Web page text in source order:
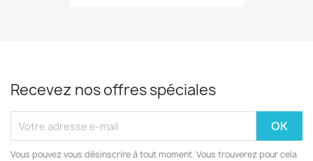
Recevez nos offres spéciales
Vous pouvez vous désinscrire à tout moment. Vous trouverez pour cela